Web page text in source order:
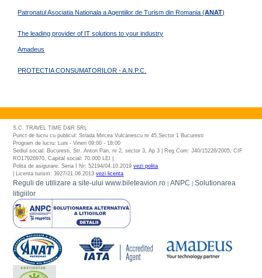
Patronatul Asociatia Nationala a Agentiilor de Turism din Romania (ANAT)
The leading provider of IT solutions to your industry
Amadeus
PROTECTIA CONSUMATORILOR - A.N.P.C.
S.C. TRAVEL TIME D&R SRL
Punct de lucru cu publicul: Strada Mircea Vulcanescu nr 45,Sector 1 Bucuresti
Program de lucru: Luni - Vineri 09:00 - 18:00
Sediul social: Bucuresti, Str. Anton Pan, nr 2, sector 3, Ap 3 | Reg Com: J40/15226/2005, CIF
RO17926970, Capital social: 70.000 LEI |
Polita de asigurare: Seria I Nr: 52194/04.10.2019vezi polita
| Licenta turism: 3927/21.06.2013vezi licenta
Reguli de utilizare a site-ului www.bileteavion.ro |ANPC |Solutionarea
litigiilor